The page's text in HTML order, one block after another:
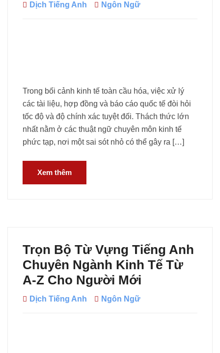
Dịch Tiếng Anh Ngôn Ngữ
Trong bối cảnh kinh tế toàn cầu hóa, việc xử lý
các tài liệu, hợp đồng và báo cáo quốc tế đòi hỏi
tốc độ và độ chính xác tuyệt đối. Thách thức lớn
nhất nằm ở các thuật ngữ chuyên môn kinh tế
phức tạp, nơi một sai sót nhỏ có thể gây ra […]
Xem thêm
Trọn Bộ Từ Vựng Tiếng Anh
Chuyên Ngành Kinh Tế Từ
A-Z Cho Người Mới
Dịch Tiếng Anh Ngôn Ngữ